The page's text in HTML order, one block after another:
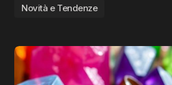
Novità e Tendenze